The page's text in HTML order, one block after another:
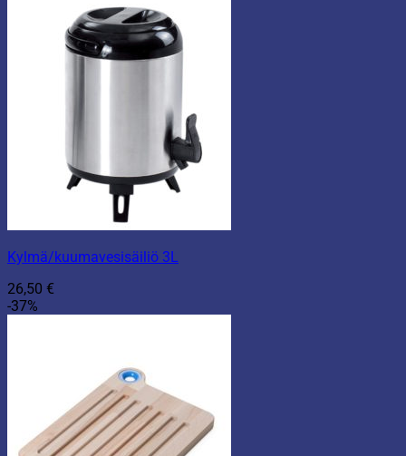
Kylmä/kuumavesisäiliö 3L
26,50 €
-37%